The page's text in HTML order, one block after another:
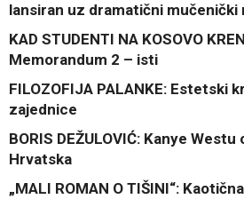
lansiran uz dramatični mučenički
KAD STUDENTI NA KOSOVO
Memorandum 2 – isti
FILOZOFIJA PALANKE: Estetski
zajednice
BORIS DEŽULOVIĆ: Kanye
Hrvatska
„MALI ROMAN O TIŠINI“: